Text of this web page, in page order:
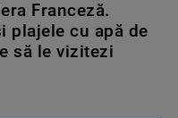
Franceză.
plajele cu apă de
să le vizitezi